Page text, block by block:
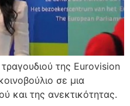
της Eurovision
σε μια
και της ανεκτικότητας.